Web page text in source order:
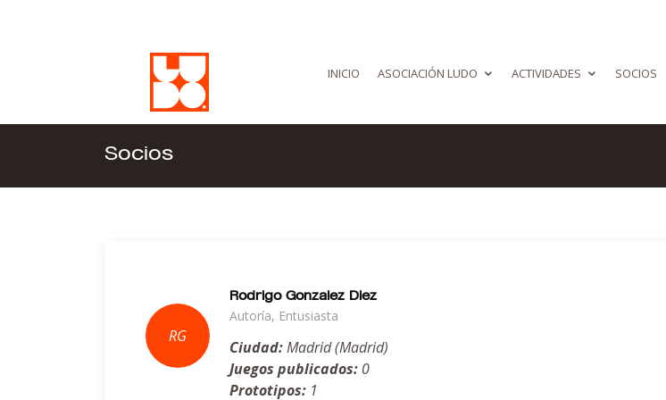
INICIO ASOCIACIÓN LUDO ACTIVIDADES SOCIOS
Socios
Rodrigo Gonzalez Diez
Autoría, Entusiasta
Ciudad:Madrid (Madrid)
Juegos publicados: 0
Prototipos: 1